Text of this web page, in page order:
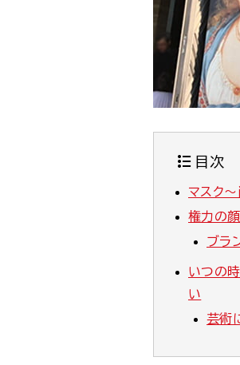
目次
マスク
権力の顔
ブラ
いつの
い
芸術